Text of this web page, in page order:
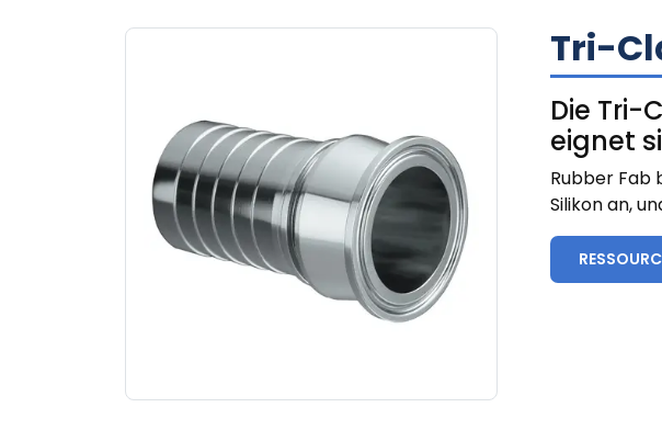
Tri-
Die
eignet
Rubber Fab
Silikon an,